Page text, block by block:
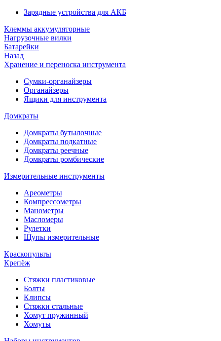
Зарядные устройства для АКБ
Клеммы аккумуляторные
Нагрузочные вилки
Батарейки
Назад
Хранение и переноска инструмента
Сумки-органайзеры
Органайзеры
Ящики для инструмента
Домкраты
Домкраты бутылочные
Домкраты подкатные
Домкраты реечные
Домкраты ромбические
Измерительные инструменты
Ареометры
Компрессометры
Манометры
Масломеры
Рулетки
Щупы измерительные
Краскопульты
Крепёж
Стяжки пластиковые
Болты
Клипсы
Стяжки стальные
Хомут пружинный
Хомуты